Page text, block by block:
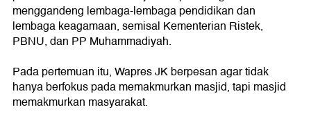
menggandeng lembaga-lembaga pendidikan dan
lembaga keagamaan, semisal Kementerian Ristek,
PBNU, dan PP Muhammadiyah.
Pada pertemuan itu, Wapres JK berpesan agar tidak
hanya berfokus pada memakmurkan masjid, tapi masjid
memakmurkan masyarakat.